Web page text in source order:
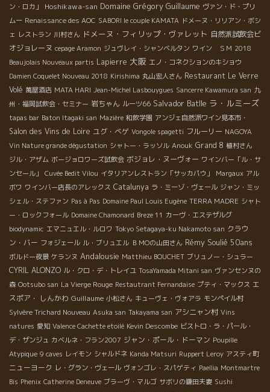
ン・ロカ」
Hoshikawa-san Domaine Grégory Guillaume ヴァン・ド・プリ
ムー Renaissance des AOC SABORI le couple KAMATA ドメーヌ・リリアン・ボシ
ェ レストラン 川村さん ドメーヌ・フィリップ・ヴァレット 自然派試飲会ビ
オジョレーヌ cepage Aramon ジュヴレイ・シャンベルタン ワイン ＳＭ 2018
Beaujolais Nouveaux partis Lapierre 大阪 エノ・コネクションのキショウ
Damien Coquelet Nouveau 2018 Kirishima 丸山宏人さん Restaurant Le Verre
Volé 萬屋酒店 MATA HARI Jean-Michel Lasbouygues Sancerre Kawamura san 九
州・福岡試飲会・セミナー 岩ちゃん ルーツ66 Salvador Batlle ラ・ルミーズ
tapas bar Baton Itagaki san Mazière 和飲学園 アンジェ自然派ワイン見本市・
Salon des Vins de Loire ユグ・べゲ Vongole spagetti フルーリー NAGOYA
Vin Nature grande dégustation シャトー・ラッソル Anouk Grand 8 植村さん
ジル・アザム ボージョロワーズ試飲会 ボジョレ・ヌーヴォー ワインバー「ル・サ
ンセール」
Cuvée Bedit Vilou イタリアンレストラン「サッカパウ」 Margaux アル
ボワ ワインバー店長のアレックス Catalunya ラ・ミーゾ・ヴェール ジャン・ミッ
シェル・ステファン Pas à Pas Domaine Paul Louis Eugène TERRA MADRE シャト
ー・ロックフォール Domaine Chamonard Breze 11 カーヴ・エステザルグ
biodynamic エマニュエル・ルロワ Tokyo Setagaya-ku Nakamoto san クラウ
ン・バー フォジェール ル・ブリュエル ＢＭОの山田さん Rémy Soulié 50ans
ボルドー夜景 ケランヌ Andalousie Matthieu BOUCHET ブリュノー・シュラー
CYRIL ALONZO ル・クロ・デ・トレイユ TosaYamada Mitani san ヴァンセンヌの
森 Ootsubo san La Vierge Rouge Restautrant Fernandaise プティ・マックス エ
スポア・ しんかわ Guillaume 小松さん キューヴェ・ヴォアラ モンペイル村
Sylvère Trichard Nouveau Asuka san Takayama san アシニャン村 Vins
natures 愛知 Valence Cachette etoilé Kevin Descombe ビストロ・ラ・パール・
デ・ザンジュ カベルネ・フラン2007 ジャン・ポール・ドーマン Poupille
Atypique 9 caves レイモン シャルドネ Kanda Matsuri Ruppert Leroy アスティ町
ニューヨーク レ・グラン・ヴェール ヴォンゴレ・スパゲティ Paellia Montmartre
Bis Phenix Catherine Deneuve ブラーヴ・マルゴ サボリの鎌田夫妻 Sushi